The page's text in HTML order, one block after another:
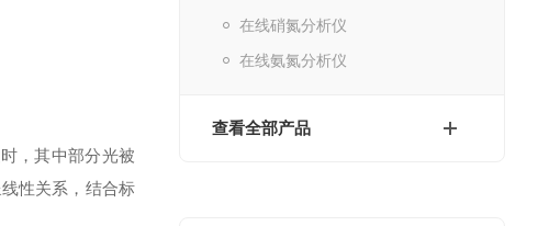
在线硝氮分析仪
在线氨氮分析仪
查看全部产品
，其中部分光被
性关系，结合标